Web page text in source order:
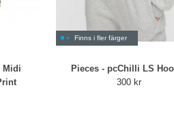
Midi
Finns i fler färger
Pieces - pcChilli LS
300 kr